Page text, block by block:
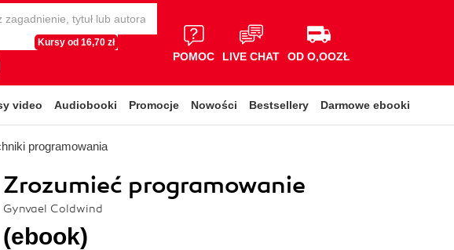
Kursy od 16,70 zł
POMOC LIVE CHAT OD O,OOZŁ
video Audiobooki Promocje Nowości Bestsellery Darmowe ebooki
programowania
Zrozumieć programowanie
Gynvael Coldwind
(ebook)